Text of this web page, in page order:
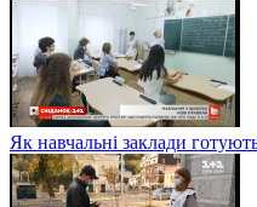
Як навчальні заклади